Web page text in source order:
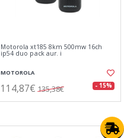
Motorola xt185 8km 500mw 16ch
ip54 duo pack aur. i
MOTOROLA
114,87€ 135,38€ - 15%